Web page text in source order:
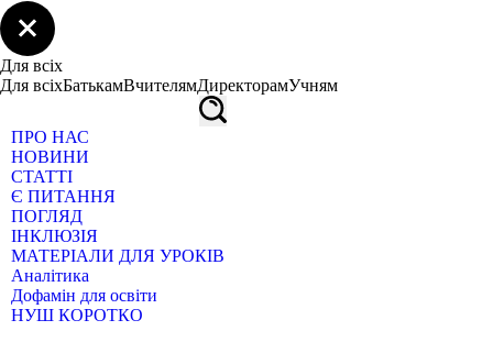
Для всіх
Для всіхБатькамВчителямДиректорамУчням
ПРО НАС
НОВИНИ
СТАТТІ
Є ПИТАННЯ
ПОГЛЯД
ІНКЛЮЗІЯ
МАТЕРІАЛИ ДЛЯ УРОКІВ
Аналітика
Дофамін для освіти
НУШ КОРОТКО